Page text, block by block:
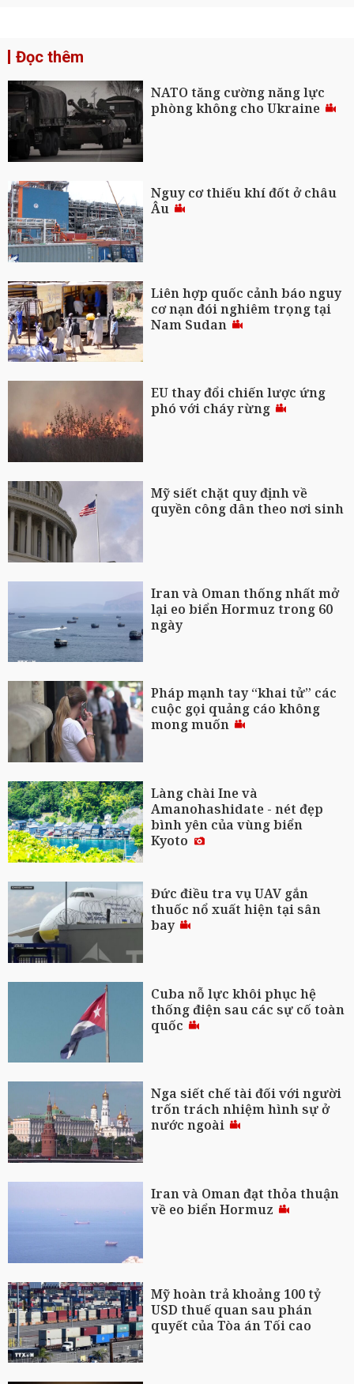
Đọc thêm
NATO tăng cường năng lực
phòng không cho Ukraine
Nguy cơ thiếu khí đốt ở châu
Âu
Liên hợp quốc cảnh báo nguy
cơ nạn đói nghiêm trọng tại
Nam Sudan
EU thay đổi chiến lược ứng
phó với cháy rừng
Mỹ siết chặt quy định về
quyền công dân theo nơi sinh
Iran và Oman thống nhất mở
lại eo biển Hormuz trong 60
ngày
Pháp mạnh tay “khai tử” các
cuộc gọi quảng cáo không
mong muốn
Làng chài Ine và
Amanohashidate - nét đẹp
bình yên của vùng biển
Kyoto
Đức điều tra vụ UAV gắn
thuốc nổ xuất hiện tại sân
bay
Cuba nỗ lực khôi phục hệ
thống điện sau các sự cố toàn
quốc
Nga siết chế tài đối với người
trốn trách nhiệm hình sự ở
nước ngoài
Iran và Oman đạt thỏa thuận
về eo biển Hormuz
Mỹ hoàn trả khoảng 100 tỷ
USD thuế quan sau phán
quyết của Tòa án Tối cao